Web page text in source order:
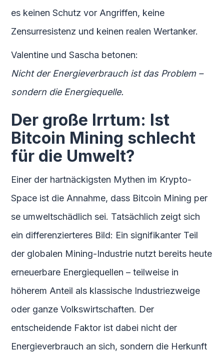
es keinen Schutz vor Angriffen, keine
Zensurresistenz und keinen realen Wertanker.
Valentine und Sascha betonen:
Nicht der Energieverbrauch ist das Problem –
sondern die Energiequelle.
Der große Irrtum: Ist
Bitcoin Mining schlecht
für die Umwelt?
Einer der hartnäckigsten Mythen im Krypto-
Space ist die Annahme, dass Bitcoin Mining per
se umweltschädlich sei. Tatsächlich zeigt sich
ein differenzierteres Bild: Ein signifikanter Teil
der globalen Mining-Industrie nutzt bereits heute
erneuerbare Energiequellen – teilweise in
höherem Anteil als klassische Industriezweige
oder ganze Volkswirtschaften. Der
entscheidende Faktor ist dabei nicht der
Energieverbrauch an sich, sondern die Herkunft